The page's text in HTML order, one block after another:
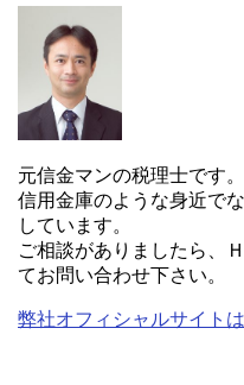
元信金マンの税理士です。
信用金庫のような身近で
しています。
ご相談がありましたら、
てお問い合わせ下さい。
弊社オフィシャルサイト